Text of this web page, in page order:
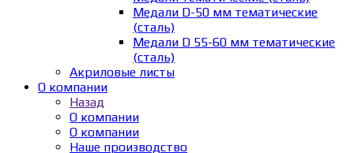
Медали D-50 мм тематические
(сталь)
Медали D 55-60 мм тематические
(сталь)
Акриловые листы
О компании
Назад
О компании
О компании
Наше производство